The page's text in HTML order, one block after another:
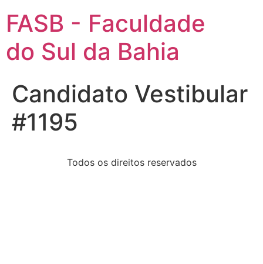
FASB - Faculdade
do Sul da Bahia
Candidato Vestibular
#1195
Todos os direitos reservados